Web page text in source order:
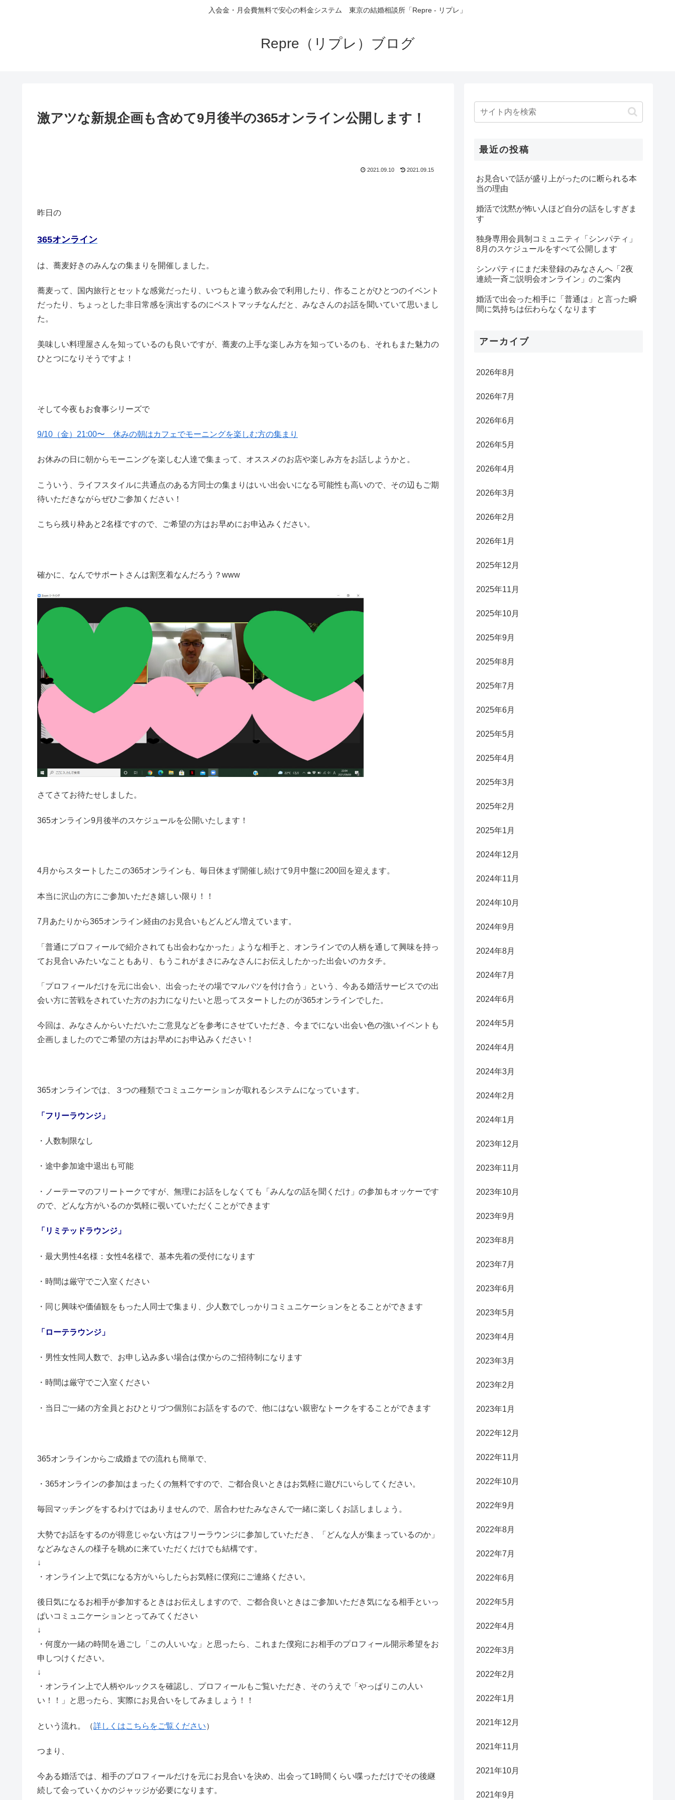
入会金・月会費無料で安心の料金システム 東京の結婚相談所「Repre - リプレ」
Repre（リプレ）ブログ
激アツな新規企画も含めて9月後半の365オンライン公開します！
2021.09.10 2021.09.15
昨日の
365オンライン
は、蕎麦好きのみんなの集まりを開催しました。
蕎麦って、国内旅行とセットな感覚だったり、いつもと違う飲み会で利用したり、作ることがひとつのイベント
だったり、ちょっとした非日常感を演出するのにベストマッチなんだと、みなさんのお話を聞いていて思いまし
た。
美味しい料理屋さんを知っているのも良いですが、蕎麦の上手な楽しみ方を知っているのも、それもまた魅力の
ひとつになりそうですよ！
そして今夜もお食事シリーズで
9/10（金）21:00〜 休みの朝はカフェでモーニングを楽しむ方の集まり
お休みの日に朝からモーニングを楽しむ人達で集まって、オススメのお店や楽しみ方をお話しようかと。
こういう、ライフスタイルに共通点のある方同士の集まりはいい出会いになる可能性も高いので、その辺もご期
待いただきながらぜひご参加ください！
こちら残り枠あと2名様ですので、ご希望の方はお早めにお申込みください。
確かに、なんでサポートさんは割烹着なんだろう？www
さてさてお待たせしました。
365オンライン9月後半のスケジュールを公開いたします！
4月からスタートしたこの365オンラインも、毎日休まず開催し続けて9月中盤に200回を迎えます。
本当に沢山の方にご参加いただき嬉しい限り！！
7月あたりから365オンライン経由のお見合いもどんどん増えています。
「普通にプロフィールで紹介されても出会わなかった」ような相手と、オンラインでの人柄を通して興味を持っ
てお見合いみたいなこともあり、もうこれがまさにみなさんにお伝えしたかった出会いのカタチ。
「プロフィールだけを元に出会い、出会ったその場でマルバツを付け合う」という、今ある婚活サービスでの出
会い方に苦戦をされていた方のお力になりたいと思ってスタートしたのが365オンラインでした。
今回は、みなさんからいただいたご意見などを参考にさせていただき、今までにない出会い色の強いイベントも
企画しましたのでご希望の方はお早めにお申込みください！
365オンラインでは、３つの種類でコミュニケーションが取れるシステムになっています。
「フリーラウンジ」
・人数制限なし
・途中参加途中退出も可能
・ノーテーマのフリートークですが、無理にお話をしなくても「みんなの話を聞くだけ」の参加もオッケーです
ので、どんな方がいるのか気軽に覗いていただくことができます
「リミテッドラウンジ」
・最大男性4名様：女性4名様で、基本先着の受付になります
・時間は厳守でご入室ください
・同じ興味や価値観をもった人同士で集まり、少人数でしっかりコミュニケーションをとることができます
「ローテラウンジ」
・男性女性同人数で、お申し込み多い場合は僕からのご招待制になります
・時間は厳守でご入室ください
・当日ご一緒の方全員とおひとりづつ個別にお話をするので、他にはない親密なトークをすることができます
365オンラインからご成婚までの流れも簡単で、
・365オンラインの参加はまったくの無料ですので、ご都合良いときはお気軽に遊びにいらしてください。
毎回マッチングをするわけではありませんので、居合わせたみなさんで一緒に楽しくお話しましょう。
大勢でお話をするのが得意じゃない方はフリーラウンジに参加していただき、「どんな人が集まっているのか」
などみなさんの様子を眺めに来ていただくだけでも結構です。
↓
・オンライン上で気になる方がいらしたらお気軽に僕宛にご連絡ください。
後日気になるお相手が参加するときはお伝えしますので、ご都合良いときはご参加いただき気になる相手といっ
ぱいコミュニケーションとってみてください
↓
・何度か一緒の時間を過ごし「この人いいな」と思ったら、これまた僕宛にお相手のプロフィール開示希望をお
申しつけください。
↓
・オンライン上で人柄やルックスを確認し、プロフィールもご覧いただき、そのうえで「やっぱりこの人い
い！！」と思ったら、実際にお見合いをしてみましょう！！
という流れ。（詳しくはこちらをご覧ください）
つまり、
今ある婚活では、相手のプロフィールだけを元にお見合いを決め、出会って1時間くらい喋っただけでその後継
続して会っていくかのジャッジが必要になります。
最近の投稿
お見合いで話が盛り上がったのに断られる本
当の理由
婚活で沈黙が怖い人ほど自分の話をしすぎま
す
独身専用会員制コミュニティ「シンパティ」
8月のスケジュールをすべて公開します
シンパティにまだ未登録のみなさんへ「2夜
連続一斉ご説明会オンライン」のご案内
婚活で出会った相手に「普通は」と言った瞬
間に気持ちは伝わらなくなります
アーカイブ
2026年8月
2026年7月
2026年6月
2026年5月
2026年4月
2026年3月
2026年2月
2026年1月
2025年12月
2025年11月
2025年10月
2025年9月
2025年8月
2025年7月
2025年6月
2025年5月
2025年4月
2025年3月
2025年2月
2025年1月
2024年12月
2024年11月
2024年10月
2024年9月
2024年8月
2024年7月
2024年6月
2024年5月
2024年4月
2024年3月
2024年2月
2024年1月
2023年12月
2023年11月
2023年10月
2023年9月
2023年8月
2023年7月
2023年6月
2023年5月
2023年4月
2023年3月
2023年2月
2023年1月
2022年12月
2022年11月
2022年10月
2022年9月
2022年8月
2022年7月
2022年6月
2022年5月
2022年4月
2022年3月
2022年2月
2022年1月
2021年12月
2021年11月
2021年10月
2021年9月